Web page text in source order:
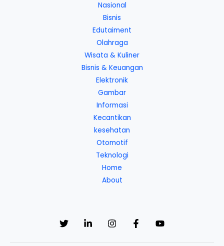
Nasional
Bisnis
Edutaiment
Olahraga
Wisata & Kuliner
Bisnis & Keuangan
Elektronik
Gambar
Informasi
Kecantikan
kesehatan
Otomotif
Teknologi
Home
About